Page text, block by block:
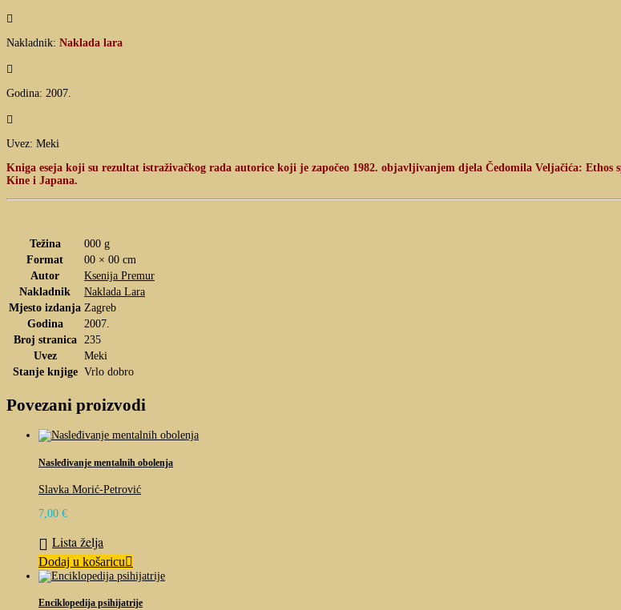

Nakladnik: Naklada lara

Godina: 2007.

Uvez: Meki
Kniga eseja koji su rezultat istraživačkog rada autorice koji je započeo 1982. objavljivanjem djela Čedomila Veljačića:
Kine i Japana.
Težina
000 g
Format
00 × 00 cm
Autor
Ksenija Premur
Nakladnik
Naklada Lara
Mjesto izdanja Zagreb
Godina
2007.
Broj stranica
235
Uvez
Meki
Stanje knjige Vrlo dobro
Povezani proizvodi
Nasleđivanje mentalnih obolenja
Slavka Morić-Petrović
7,00 €
Lista želja
Dodaj u košaricu
Enciklopedija psihijatrije